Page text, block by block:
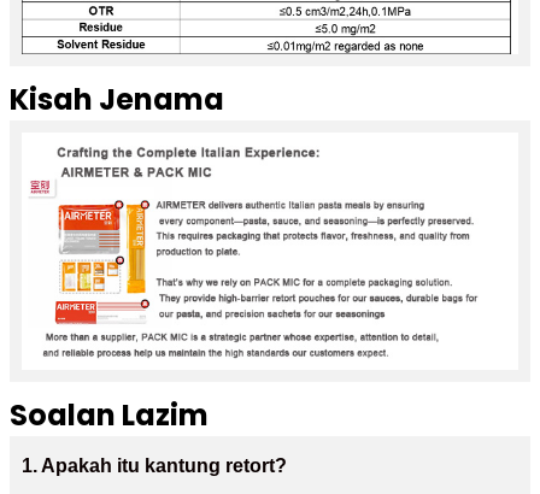
Kisah Jenama
Soalan Lazim
1. Apakah itu kantung retort?